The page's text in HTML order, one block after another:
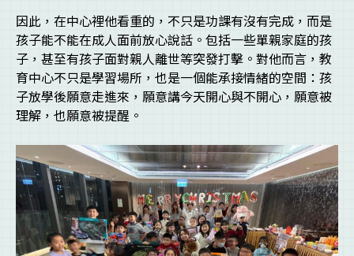
因此，在中心裡他看重的，不只是功課有沒有完成，而是
孩子能不能在成人面前放心說話。包括一些單親家庭的孩
子，甚至有孩子面對親人離世等突發打擊。對他而言，教
育中心不只是學習場所，也是一個能承接情緒的空間：孩
子放學後願意走進來，願意講今天開心與不開心，願意被
理解，也願意被提醒。